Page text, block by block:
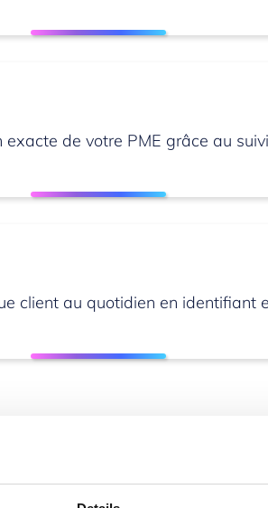
de votre PME grâce au
client au quotidien en identifiant
Sage 100cloud